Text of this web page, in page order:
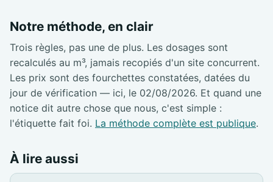
Notre méthode, en clair
Trois règles, pas une de plus. Les dosages sont
recalculés au m³, jamais recopiés d'un site concurrent.
Les prix sont des fourchettes constatées, datées du
jour de vérification — ici, le 02/08/2026. Et quand une
notice dit autre chose que nous, c'est simple :
l'étiquette fait foi. La méthode complète est publique.
À lire aussi